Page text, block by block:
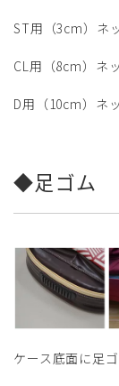
ST用（3cm）ネ
CL用（8cm）ネ
D用（10cm）ネ
◆足ゴム
ケース底面に足